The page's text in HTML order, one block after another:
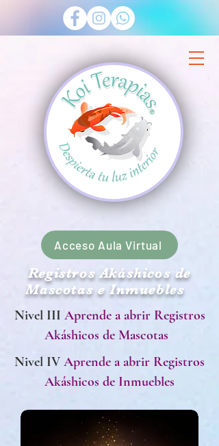
Acceso Aula Virtual
Registros Akáshicos de
Mascotas e Inmuebles
Nivel III Aprende a abrir Registros
Akáshicos de Mascotas
Nivel IV Aprende a abrir Registros
Akáshicos de Inmuebles